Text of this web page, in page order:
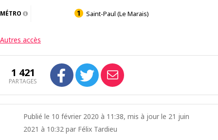
MÉTRO Saint-Paul (Le Marais)
Autres accès
1 421
PARTAGES
Publié le 10 février 2020 à 11:38, mis à jour le 21 juin
2021 à 10:32 par Félix Tardieu